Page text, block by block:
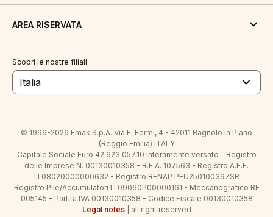
AREA RISERVATA
Scopri le nostre filiali
Italia
© 1996-2026 Emak S.p.A. Via E. Fermi, 4 - 42011 Bagnolo in Piano
(Reggio Emilia) ITALY
Capitale Sociale Euro 42.623.057,10 Interamente versato - Registro
delle Imprese N. 00130010358 - R.E.A. 107563 - Registro A.E.E.
IT08020000000632 - Registro RENAP PFU250100397SR
Registro Pile/Accumulatori IT09060P00000161 - Meccanografico RE
005145 - Partita IVA 00130010358 - Codice Fiscale 00130010358
Legal notes| all right reserved